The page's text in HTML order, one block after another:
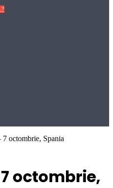
octombrie, Spania
octombrie,